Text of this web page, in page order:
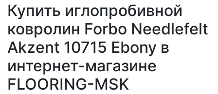
Купить иглопробивной
ковролин Forbo Needlefelt
Akzent 10715 Ebony в
интернет-магазине
FLOORING-MSK